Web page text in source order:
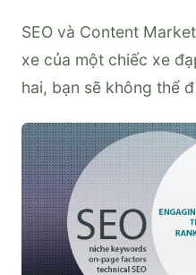
SEO và Content
xe của một chiếc xe
hai, bạn sẽ không thể